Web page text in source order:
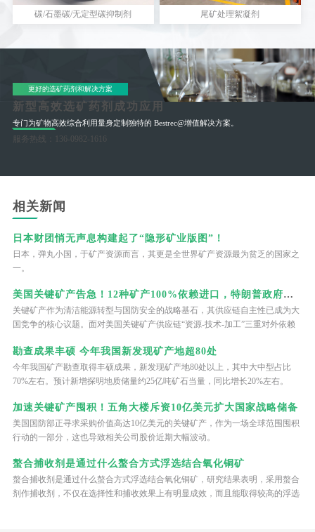
碳/石墨碳/无定型碳抑制剂 尾矿处理絮凝剂
更好的选矿药剂和解决方案
新型高效选矿药剂成功应用
专门为矿物高效综合利用量身定制独特的 Bestrec@增值解决方案。
服务热线：136-0982-1616
相关新闻
日本财团悄无声息构建起了“隐形矿业版图”！
日本，弹丸小国，于矿产资源而言，其更是全世界矿产资源最为贫乏的国家之
一。
美国关键矿产告急！12种矿产100%依赖进口，特朗普政府亲自下场当“股东”
关键矿产作为清洁能源转型与国防安全的战略基石，其供应链自主性已成为大
国竞争的核心议题。面对美国关键矿产供应链“资源-技术-加工”三重对外依赖
核心干预工具，试图通过直接入股矿业企业、联动政策工具、构建产业生态三
个维度突破产业瓶颈，实现资源控制与产业回流的双重目标。这种“资本+政
策”的双重干预模式，既不同于纯粹的市场调节，也区别于直接的行政令，成
勘查成果丰硕 今年我国新发现矿产地超80处
今年我国矿产勘查取得丰硕成果，新发现矿产地80处以上，其中大中型占比
70%左右。预计新增探明地质储量约25亿吨矿石当量，同比增长20%左右。
加速关键矿产囤积！五角大楼斥资10亿美元扩大国家战略储备
美国国防部正寻求采购价值高达10亿美元的关键矿产，作为一场全球范围囤积
行动的一部分，这也导致相关公司股价近期大幅波动。
螯合捕收剂是通过什么螯合方式浮选结合氧化铜矿
螯合捕收剂是通过什么螯合方式浮选结合氧化铜矿，研究结果表明，采用螯合
剂作捕收剂，不仅在选择性和捕收效果上有明显成效，而且能取得较高的浮选